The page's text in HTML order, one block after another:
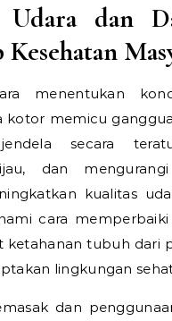
Udara dan
menentukan
kotor memicu
secara
dan
kualitas
cara
ketahanan tubuh dari
lingkungan
dan